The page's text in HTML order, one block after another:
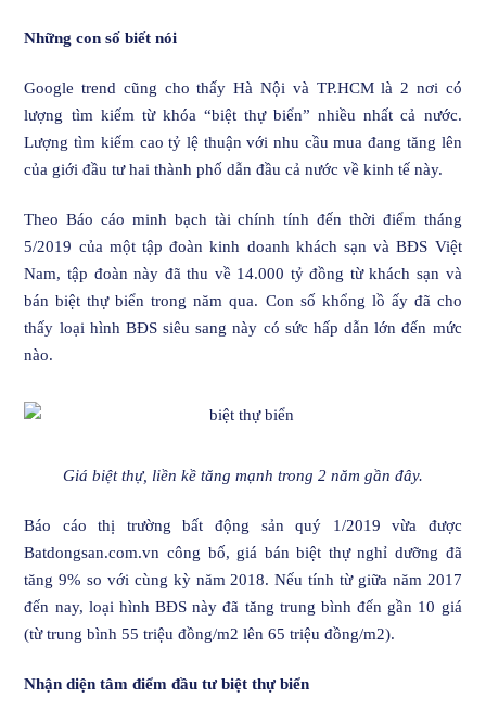
Những con số biết nói
Google trend cũng cho thấy Hà Nội và TP.HCM là 2 nơi có
lượng tìm kiếm từ khóa “biệt thự biển” nhiều nhất cả nước.
Lượng tìm kiếm cao tỷ lệ thuận với nhu cầu mua đang tăng lên
của giới đầu tư hai thành phố dẫn đầu cả nước về kinh tế này.
Theo Báo cáo minh bạch tài chính tính đến thời điểm tháng
5/2019 của một tập đoàn kinh doanh khách sạn và BĐS Việt
Nam, tập đoàn này đã thu về 14.000 tỷ đồng từ khách sạn và
bán biệt thự biển trong năm qua. Con số khổng lồ ấy đã cho
thấy loại hình BĐS siêu sang này có sức hấp dẫn lớn đến mức
nào.
Giá biệt thự, liền kề tăng mạnh trong 2 năm gần đây.
Báo cáo thị trường bất động sản quý 1/2019 vừa được
Batdongsan.com.vn công bố, giá bán biệt thự nghỉ dưỡng đã
tăng 9% so với cùng kỳ năm 2018. Nếu tính từ giữa năm 2017
đến nay, loại hình BĐS này đã tăng trung bình đến gần 10 giá
(từ trung bình 55 triệu đồng/m2 lên 65 triệu đồng/m2).
Nhận diện tâm điểm đầu tư biệt thự biển